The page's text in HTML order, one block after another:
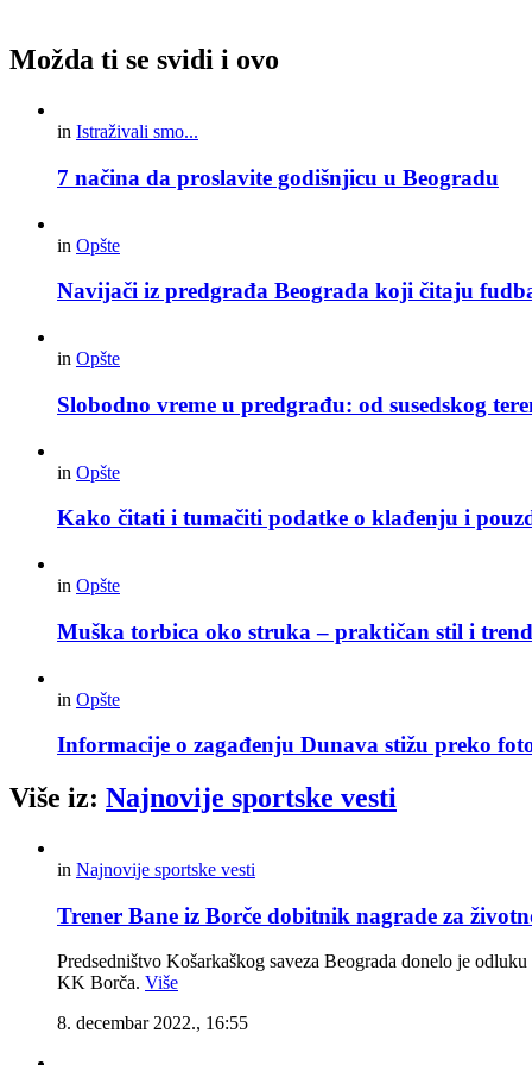
Možda ti se svidi i ovo
in Istraživali smo...
7 načina da proslavite godišnjicu u Beogradu
in Opšte
Navijači iz predgrađa Beograda koji čitaju
in Opšte
Slobodno vreme u predgrađu: od susedskog
in Opšte
Kako čitati i tumačiti podatke o klađenju i
in Opšte
Muška torbica oko struka – praktičan stil i
in Opšte
Informacije o zagađenju Dunava stižu preko
Više iz: Najnovije sportske vesti
in Najnovije sportske vesti
Trener Bane iz Borče dobitnik nagrade za
Predsedništvo Košarkaškog saveza Beograda donelo je
KK Borča. Više
8. decembar 2022., 16:55